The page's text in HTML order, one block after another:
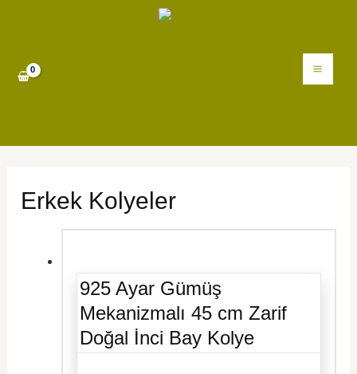
Erkek Kolyeler
925 Ayar Gümüş
Mekanizmalı 45 cm Zarif
Doğal İnci Bay Kolye